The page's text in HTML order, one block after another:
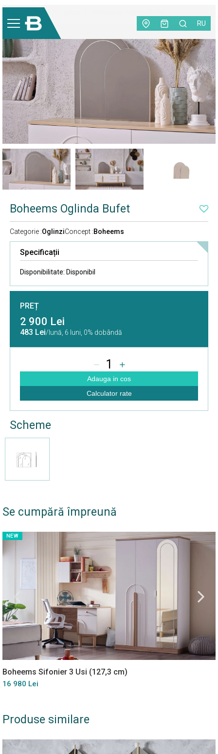
RU
Home Decor
Boheems Oglinda Bufet
Categorie :OglinziConcept :Boheems
Specificații
Disponibilitate: Disponibil
PREȚ
2 900 Lei
483 Lei/lună, 6 luni, 0% dobândă
1
Adauga in cos
Calculator rate
Scheme
Se cumpără împreună
NEW
Boheems Sifonier 3 Usi (127,3 cm)
16 980 Lei
Produse similare